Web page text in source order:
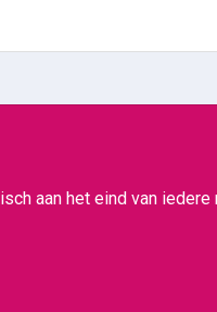
aan het eind van